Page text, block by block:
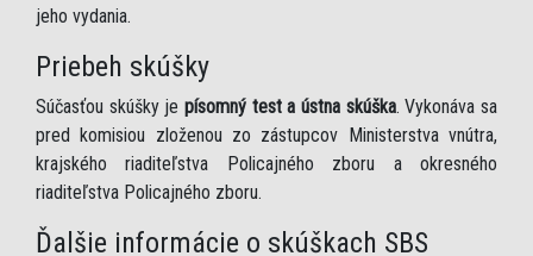
jeho vydania.
Priebeh skúšky
Súčasťou skúšky je písomný test a ústna skúška. Vykonáva sa
pred komisiou zloženou zo zástupcov Ministerstva vnútra,
krajského riaditeľstva Policajného zboru a okresného
riaditeľstva Policajného zboru.
Ďalšie informácie o skúškach SBS